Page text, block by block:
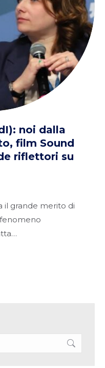
noi dalla
film Sound
riflettori su
il grande merito di